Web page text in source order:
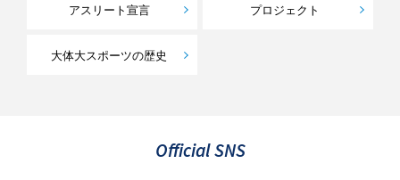
アスリート宣言 プロジェクト
大体大スポーツの歴史
Official SNS